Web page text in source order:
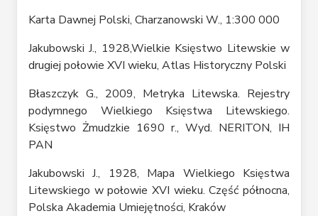
Karta Dawnej Polski, Charzanowski W., 1:300 000
Jakubowski J., 1928,Wielkie Księstwo Litewskie w
drugiej połowie XVI wieku, Atlas Historyczny Polski
Błaszczyk G., 2009, Metryka Litewska. Rejestry
podymnego Wielkiego Księstwa Litewskiego.
Księstwo Żmudzkie 1690 r., Wyd. NERITON, IH
PAN
Jakubowski J., 1928, Mapa Wielkiego Księstwa
Litewskiego w połowie XVI wieku. Część północna,
Polska Akademia Umiejętności, Kraków